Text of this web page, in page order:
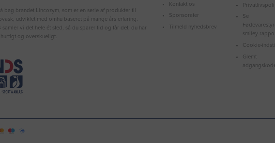
bag brandet Lincozym, som er en serie af produkter til
udviklet med omhu baseret på mange års erfaring.
samler vi det hele ét sted, så du sparer tid og får det, du har
og overskueligt.
Kontakt os
Sponsorater
Tilmeld nyhedsbrev
Se
smiley-
Cookie-
Glemt